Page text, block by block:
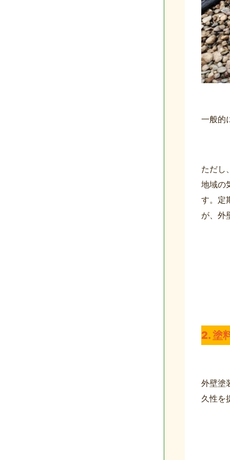
一般的
ただし
地域の
す。定
が、外
2. 塗
外壁塗
久性を